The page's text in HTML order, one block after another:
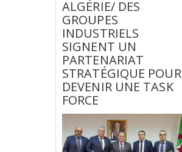
ALGÉRIE/ DES
GROUPES
INDUSTRIELS
SIGNENT UN
PARTENARIAT
STRATÉGIQUE POUR
DEVENIR UNE TASK
FORCE